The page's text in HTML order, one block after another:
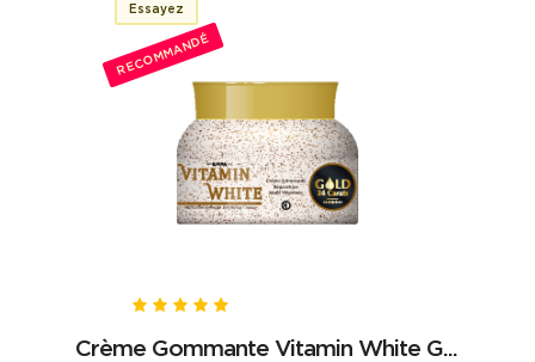
Essayez
RECOMMANDÉ
Crème Gommante Vitamin White G...